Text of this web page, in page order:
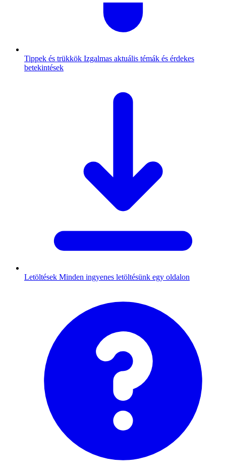
Tippek és trükkök Izgalmas aktuális témák és érdekes
betekintések
Letöltések Minden ingyenes letöltésünk egy oldalon